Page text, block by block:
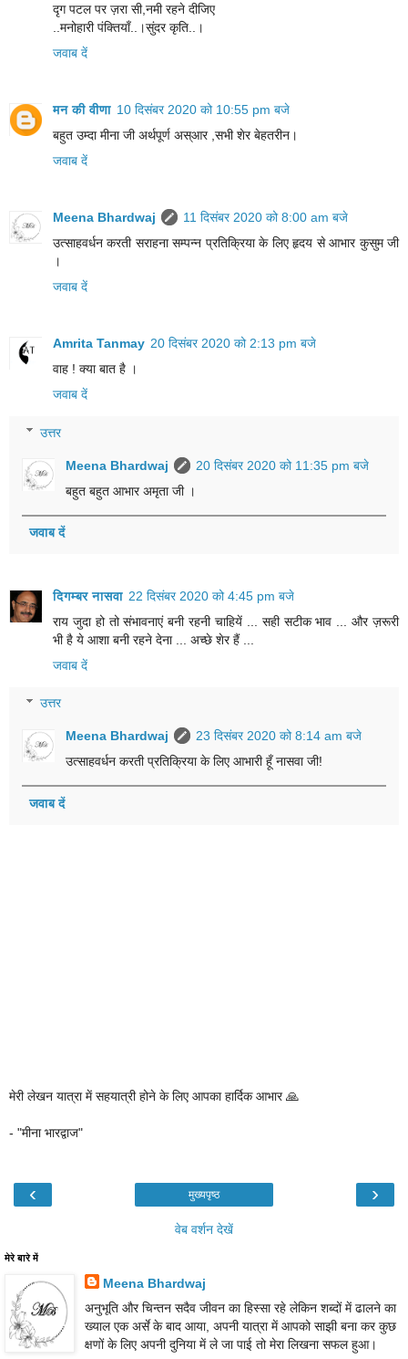
दृग पटल पर ज़रा सी,नमी रहने दीजिए
..मनोहारी पंक्तियाँ..।सुंदर कृति..।
जवाब दें
मन की वीणा 10 दिसंबर 2020 को 10:55 pm बजे
बहुत उम्दा मीना जी अर्थपूर्ण अस्आर ,सभी शेर बेहतरीन।
जवाब दें
Meena Bhardwaj
11 दिसंबर 2020 को 8:00 am बजे
उत्साहवर्धन करती सराहना सम्पन्न प्रतिक्रिया के लिए हृदय से आभार कुसुम जी
।
जवाब दें
Amrita Tanmay 20 दिसंबर 2020 को 2:13 pm बजे
वाह ! क्या बात है ।
जवाब दें
उत्तर
Meena Bhardwaj
20 दिसंबर 2020 को 11:35 pm बजे
बहुत बहुत आभार अमृता जी ।
जवाब दें
दिगम्बर नासवा 22 दिसंबर 2020 को 4:45 pm बजे
राय जुदा हो तो संभावनाएं बनी रहनी चाहियें ... सही सटीक भाव ... और ज़रूरी
भी है ये आशा बनी रहने देना ... अच्छे शेर हैं ...
जवाब दें
उत्तर
Meena Bhardwaj
23 दिसंबर 2020 को 8:14 am बजे
उत्साहवर्धन करती प्रतिक्रिया के लिए आभारी हूँ नासवा जी!
जवाब दें
मेरी लेखन यात्रा में सहयात्री होने के लिए आपका हार्दिक आभार 🙏
- "मीना भारद्वाज"
‹ ›
मुख्यपृष्ठ
वेब वर्शन देखें
मेरे बारे में
Meena Bhardwaj
अनुभूति और चिन्तन सदैव जीवन का हिस्सा रहे लेकिन शब्दों में ढालने का
ख्याल एक अर्से के बाद आया, अपनी यात्रा में आपको साझी बना कर कुछ
क्षणों के लिए अपनी दुनिया में ले जा पाई तो मेरा लिखना सफल हुआ।